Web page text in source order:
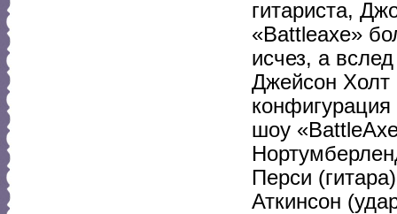
гитариста,
«Battleaxe»
исчез, а
Джейсон Холт
шоу
Перси
Аткинсон